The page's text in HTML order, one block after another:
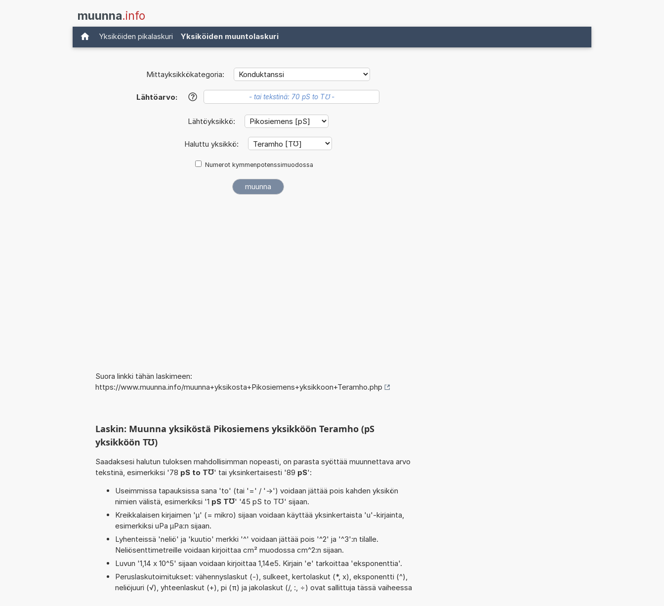
muunna.info
Yksiköiden pikalaskuri Yksiköiden muuntolaskuri
Mittayksikkökategoria:
Lähtöarvo: ?
Lähtöyksikkö:
Haluttu yksikkö:
Numerot kymmenpotenssimuodossa
Suora linkki tähän laskimeen:
https://www.muunna.info/muunna+yksikosta+Pikosiemens+yksikkoon+Teramho.php
Laskin: Muunna yksiköstä Pikosiemens yksikköön Teramho (pS
yksikköön T℧)
Saadaksesi halutun tuloksen mahdollisimman nopeasti, on parasta syöttää muunnettava arvo
tekstinä, esimerkiksi '78 pS to T℧' tai yksinkertaisesti '89 pS':
Useimmissa tapauksissa sana 'to' (tai '=' / '->') voidaan jättää pois kahden yksikön
nimien välistä, esimerkiksi '1 pS T℧' '45 pS to T℧' sijaan.
Kreikkalaisen kirjaimen 'µ' (= mikro) sijaan voidaan käyttää yksinkertaista 'u'-kirjainta,
esimerkiksi uPa µPa:n sijaan.
Lyhenteissä 'neliö' ja 'kuutio' merkki '^' voidaan jättää pois '^2' ja '^3':n tilalle.
Neliösenttimetreille voidaan kirjoittaa cm² muodossa cm^2:n sijaan.
Luvun '1,14 x 10^5' sijaan voidaan kirjoittaa 1,14e5. Kirjain 'e' tarkoittaa 'eksponenttia'.
Peruslaskutoimitukset: vähennyslaskut (-), sulkeet, kertolaskut (*, x), eksponentti (^),
neliöjuuri (√), yhteenlaskut (+), pi (π) ja jakolaskut (/, :, ÷) ovat sallittuja tässä vaiheessa